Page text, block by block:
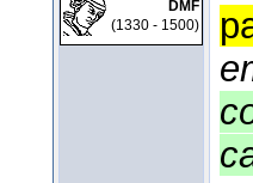
DMF
(1330 - 1500)